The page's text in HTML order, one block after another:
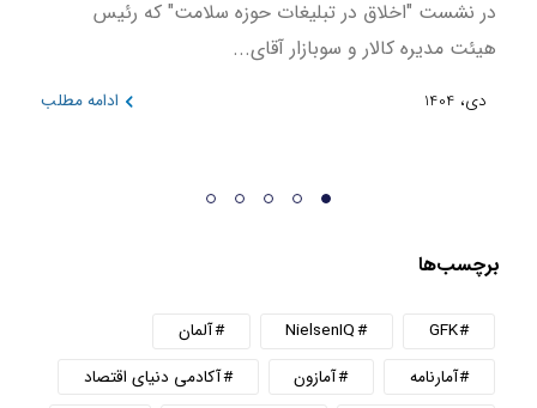
در نشست "اخلاق در تبلیغات حوزه سلامت" که رئیس
هیئت مدیره کالار و سوبازار آقای...
دی، 1404 ادامه مطلب
برچسب‌ها
GFK
NielsenIQ
آلمان
آمارنامه
آمازون
آکادمی دنیای اقتصاد